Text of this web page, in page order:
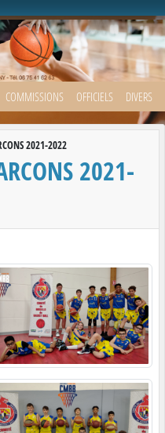
COMMISSIONS OFFICIELS DIVERS
2021-2022
2021-